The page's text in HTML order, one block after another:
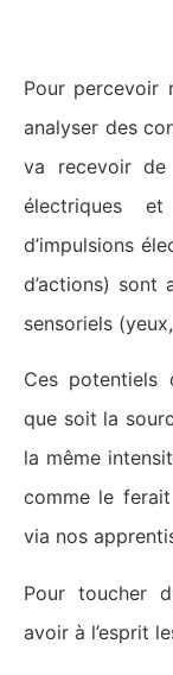
Pour percevoir
analyser des
va recevoir de
électriques
d’impulsions
d’actions) sont
sensoriels
Ces potentiels
que soit la
la même
comme le
via nos
Pour toucher
avoir à l’esprit